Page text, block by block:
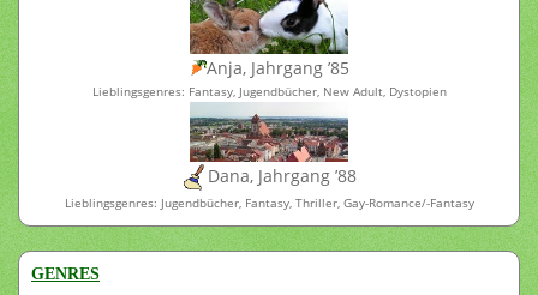
Anja, Jahrgang ’85
Lieblingsgenres: Fantasy, Jugendbücher, New Adult, Dystopien
Dana, Jahrgang ’88
Lieblingsgenres: Jugendbücher, Fantasy, Thriller, Gay-Romance/-Fantasy
GENRES